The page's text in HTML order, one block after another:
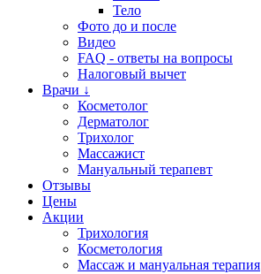
Тело
Фото до и после
Видео
FAQ - ответы на вопросы
Налоговый вычет
Врачи ↓
Косметолог
Дерматолог
Трихолог
Массажист
Мануальный терапевт
Отзывы
Цены
Акции
Трихология
Косметология
Массаж и мануальная терапия